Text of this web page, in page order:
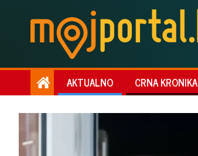
AKTUALNO CRNA KRONIKA